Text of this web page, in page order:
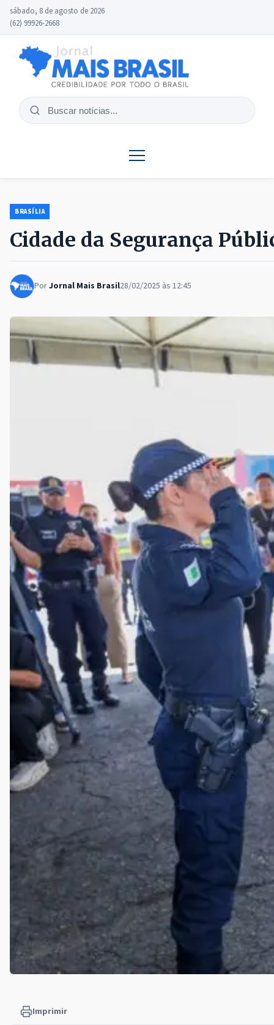
sábado, 8 de agosto de 2026
(62) 99926-2668
Buscar
BRASÍLIA
Cidade da Segurança
PorJornal Mais Brasil28/02/2025 às 12:45
Imprimir